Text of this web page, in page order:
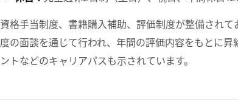
資格手当制度、書籍購入補助、評価制度が整備され
度の面談を通じて行われ、年間の評価内容をもとに
ントなどのキャリアパスも示されています。